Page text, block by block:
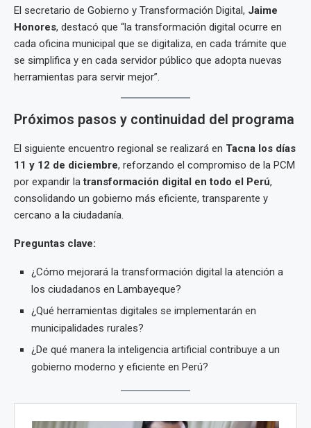
El secretario de Gobierno y Transformación Digital, Jaime
Honores, destacó que “la transformación digital ocurre en
cada oficina municipal que se digitaliza, en cada trámite que
se simplifica y en cada servidor público que adopta nuevas
herramientas para servir mejor”.
Próximos pasos y continuidad del programa
El siguiente encuentro regional se realizará en Tacna los días
11 y 12 de diciembre, reforzando el compromiso de la PCM
por expandir latransformación digital en todo el Perú,
consolidando un gobierno más eficiente, transparente y
cercano a la ciudadanía.
Preguntas clave:
¿Cómo mejorará la transformación digital la atención a
los ciudadanos en Lambayeque?
¿Qué herramientas digitales se implementarán en
municipalidades rurales?
¿De qué manera la inteligencia artificial contribuye a un
gobierno moderno y eficiente en Perú?